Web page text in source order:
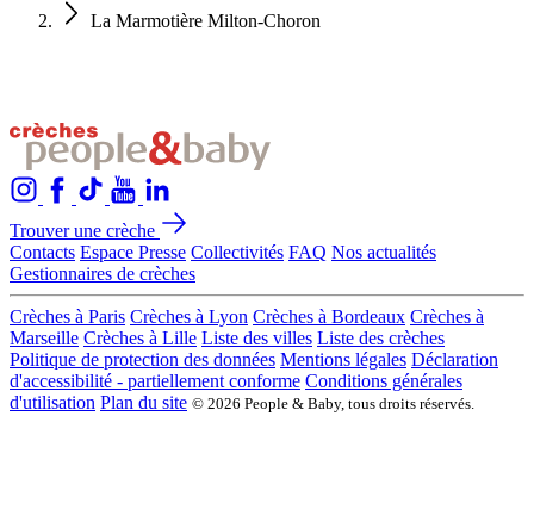
La Marmotière Milton-Choron
Trouver une crèche
Contacts Espace Presse Collectivités FAQ Nos actualités
Gestionnaires de crèches
Crèches à Paris Crèches à Lyon Crèches à Bordeaux Crèches à
Marseille Crèches à Lille Liste des villes Liste des crèches
Politique de protection des données Mentions légales Déclaration
d'accessibilité - partiellement conforme Conditions générales
d'utilisation Plan du site © 2026 People & Baby, tous droits réservés.